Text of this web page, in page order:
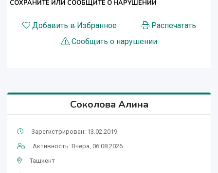
СОХРАНИТЕ ИЛИ СООБЩИТЕ О НАРУШЕНИИ
Добавить в Избранное
Распечатать
Сообщить о нарушении
Соколова Алина
Зарегистрирован: 13.02.2019
Активность: Вчера, 06.08.2026
Ташкент